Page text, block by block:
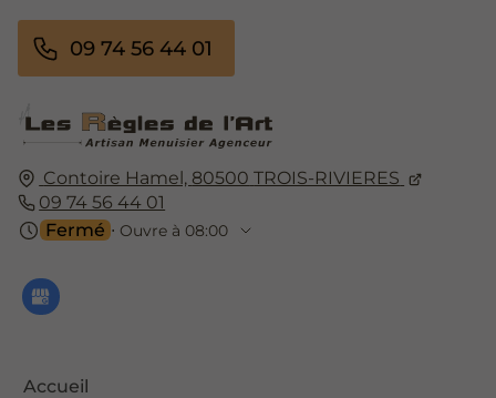
Contoire Hamel, 80500 TROIS-RIVIERES
09 74 56 44 01
Fermé ⋅ Ouvre à 08:00
Accueil
09 74 56 44 01